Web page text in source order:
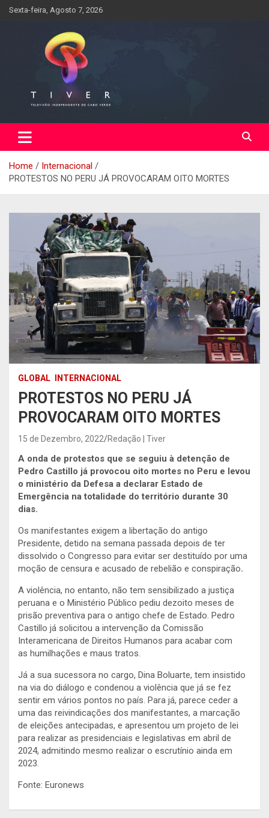
SkipSexta-feira, Agosto 7, 2026
Home
Internacional
PROTESTOS NO PERU JÁ PROVOCARAM OITO MORTES
GLOBAL INTERNACIONAL
PROTESTOS NO PERU JÁ
PROVOCARAM OITO MORTES
15 de Dezembro, 2022 Redação | Tiver
A onda de protestos que se seguiu à detenção de
Pedro Castillo já provocou oito mortes no Peru e levou
o ministério da Defesa a declarar Estado de
Emergência na totalidade do território durante 30
dias.
Os manifestantes exigem a libertação do antigo
Presidente, detido na semana passada depois de ter
dissolvido o Congresso para evitar ser destituído por uma
moção de censura e acusado de rebelião e conspiração.
A violência, no entanto, não tem sensibilizado a justiça
peruana e o Ministério Público pediu dezoito meses de
prisão preventiva para o antigo chefe de Estado. Pedro
Castillo já solicitou a intervenção da Comissão
Interamericana de Direitos Humanos para acabar com
as humilhações e maus tratos.
Já a sua sucessora no cargo, Dina Boluarte, tem insistido
na via do diálogo e condenou a violência que já se fez
sentir em vários pontos no país. Para já, parece ceder a
uma das reivindicações dos manifestantes, a marcação
de eleições antecipadas, e apresentou um projeto de lei
para realizar as presidenciais e legislativas em abril de
2024, admitindo mesmo realizar o escrutínio ainda em
2023.
Fonte: Euronews